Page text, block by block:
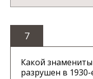
7
Какой
разрушен в 1930-